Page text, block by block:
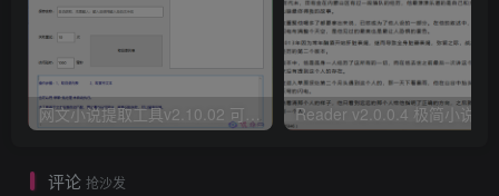
网文小说提取工具v2.10.02 可以自动下载小说 从此不再花钱看小说
评论 抢沙发